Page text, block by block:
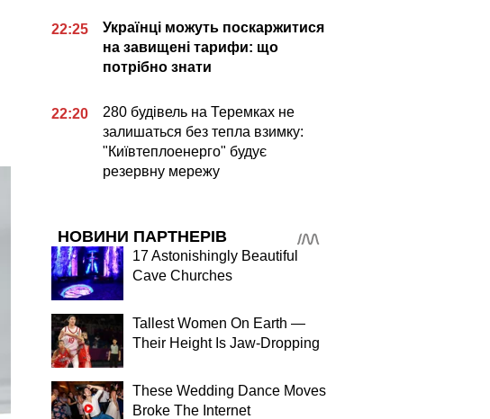
22:25
Українці можуть поскаржитися
на завищені тарифи: що
потрібно знати
22:20
280 будівель на Теремках не
залишаться без тепла взимку:
"Київтеплоенерго" будує
резервну мережу
НОВИНИ ПАРТНЕРІВ
17 Astonishingly Beautiful
Cave Churches
Tallest Women On Earth —
Their Height Is Jaw-Dropping
These Wedding Dance Moves
Broke The Internet